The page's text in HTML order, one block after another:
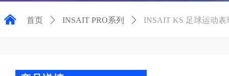
낀 首页 ꄲ INSAIT PRO系列 ꄲ INSAIT KS 足球运动表